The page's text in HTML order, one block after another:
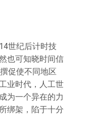
世纪后计时技
也可知晓时间信
促使不同地区
业时代，人工世
为一个异在的力
绑架，陷于十分